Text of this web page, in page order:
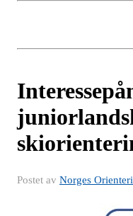
Postet av Norges